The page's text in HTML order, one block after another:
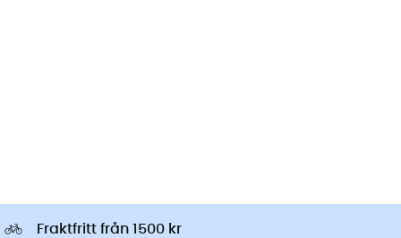
Fraktfritt från 1500 kr